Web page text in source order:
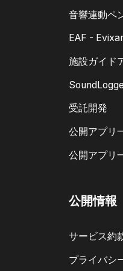
音響連動ペ
EAF -
施設ガイド
受託開発
公開アプリ
公開アプリ
公開情報
サービス約
プライバシ